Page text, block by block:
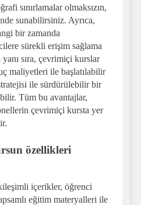
sınırlamalar olmaksızın,
sunabilirsiniz. Ayrıca,
bir zamanda
sürekli erişim sağlama
yanı sıra, çevrimiçi kurslar
maliyetleri ile başlatılabilir
ile sürdürülebilir bir
Tüm bu avantajlar,
çevrimiçi kursta yer
özellikleri
içerikler, öğrenci
eğitim materyalleri ile